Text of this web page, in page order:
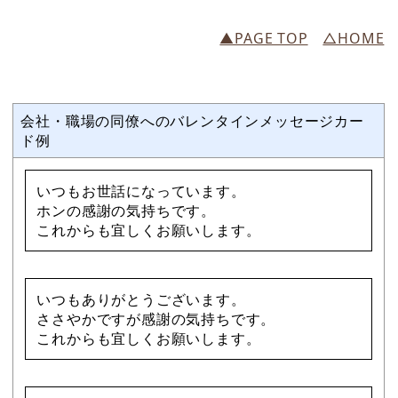
▲PAGE TOP △HOME
会社・職場の同僚へのバレンタインメッセージカー
ド例
いつもお世話になっています。
ホンの感謝の気持ちです。
これからも宜しくお願いします。
いつもありがとうございます。
ささやかですが感謝の気持ちです。
これからも宜しくお願いします。